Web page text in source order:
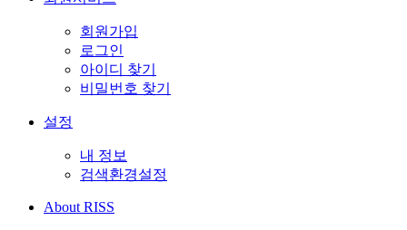
회원가입
로그인
아이디 찾기
비밀번호 찾기
설정
내 정보
검색환경설정
About RISS